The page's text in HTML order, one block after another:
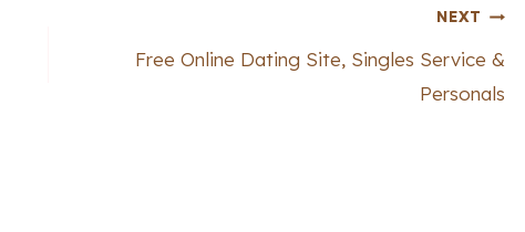
NEXT
Free Online Dating Site, Singles Service &
Personals